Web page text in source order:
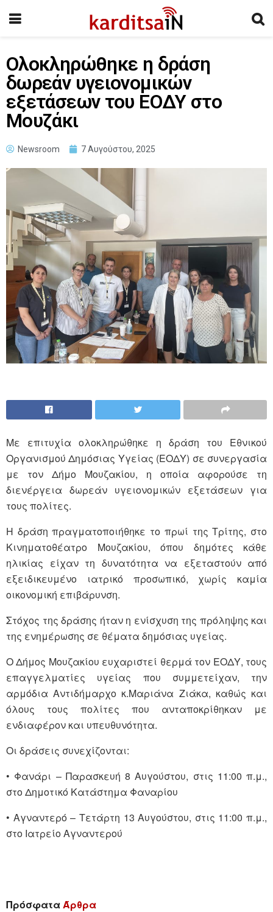
Ολοκληρώθηκε η δράση
δωρεάν υγειονομικών
εξετάσεων του ΕΟΔΥ στο
Μουζάκι
Newsroom 7 Αυγούστου, 2025
Με επιτυχία ολοκληρώθηκε η δράση του Εθνικού
Οργανισμού Δημόσιας Υγείας (ΕΟΔΥ) σε συνεργασία
με τον Δήμο Μουζακίου, η οποία αφορούσε τη
διενέργεια δωρεάν υγειονομικών εξετάσεων για
τους πολίτες.
Η δράση πραγματοποιήθηκε το πρωί της Τρίτης, στο
Κινηματοθέατρο Μουζακίου, όπου δημότες κάθε
ηλικίας είχαν τη δυνατότητα να εξεταστούν από
εξειδικευμένο ιατρικό προσωπικό, χωρίς καμία
οικονομική επιβάρυνση.
Στόχος της δράσης ήταν η ενίσχυση της πρόληψης και
της ενημέρωσης σε θέματα δημόσιας υγείας.
Ο Δήμος Μουζακίου ευχαριστεί θερμά τον ΕΟΔΥ, τους
επαγγελματίες υγείας που συμμετείχαν, την
αρμόδια Αντιδήμαρχο κ.Μαριάνα Ζιάκα, καθώς και
όλους τους πολίτες που ανταποκρίθηκαν με
ενδιαφέρον και υπευθυνότητα.
Οι δράσεις συνεχίζονται:
• Φανάρι – Παρασκευή 8 Αυγούστου, στις 11:00 π.μ.,
στο Δημοτικό Κατάστημα Φαναρίου
• Αγναντερό – Τετάρτη 13 Αυγούστου, στις 11:00 π.μ.,
στο Ιατρείο Αγναντερού
ΠρόσφαταΆρθρα